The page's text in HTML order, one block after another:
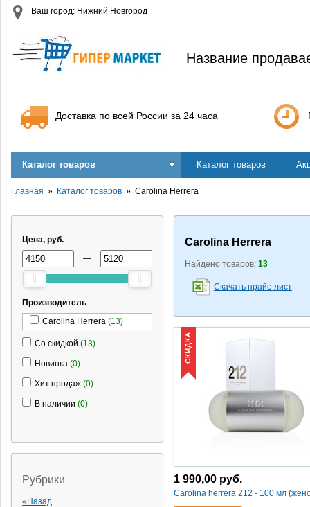
Ваш город: Нижний Новгород
Название
Доставка по всей России за 24 часа
Каталог товаров Каталог товаров
Главная Каталог товаров Carolina Herrera
Цена, руб.
—
Производитель
Carolina Herrera (13)
Со скидкой (13)
Новинка (0)
Хит продаж (0)
В наличии (0)
Рубрики
«Назад
Carolina Herrera
Найдено товаров: 13
Скачать прайс-лист
СКИДКА
1 990,00 руб.
Carolina herrera 212 - 100 мл